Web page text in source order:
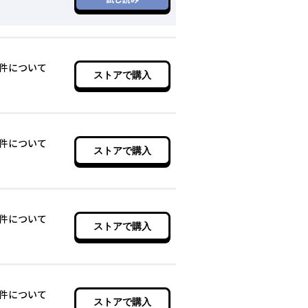
について
ストアで購入
について
ストアで購入
について
ストアで購入
について
ストアで購入